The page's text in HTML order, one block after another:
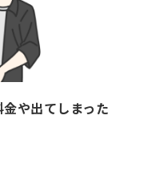
や出てしまった